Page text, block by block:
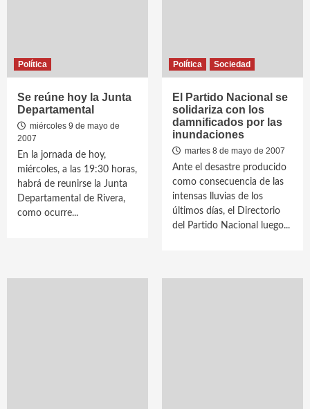
Política
Se reúne hoy la Junta
Departamental
miércoles 9 de mayo de
2007
En la jornada de hoy,
miércoles, a las 19:30 horas,
habrá de reunirse la Junta
Departamental de Rivera,
como ocurre...
Política Sociedad
El Partido Nacional se
solidariza con los
damnificados por las
inundaciones
martes 8 de mayo de 2007
Ante el desastre producido
como consecuencia de las
intensas lluvias de los
últimos días, el Directorio
del Partido Nacional luego...